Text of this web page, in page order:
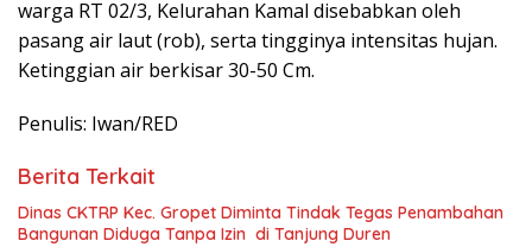
warga RT 02/3, Kelurahan Kamal disebabkan oleh
pasang air laut (rob), serta tingginya intensitas hujan.
Ketinggian air berkisar 30-50 Cm.
Penulis: Iwan/RED
Berita Terkait
Dinas CKTRP Kec. Gropet Diminta Tindak Tegas Penambahan
Bangunan Diduga Tanpa Izin di Tanjung Duren